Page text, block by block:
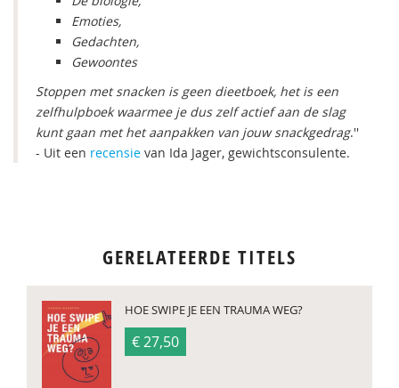
Emoties,
Gedachten,
Gewoontes
Stoppen met snacken is geen dieetboek, het is een
zelfhulpboek waarmee je dus zelf actief aan de slag
kunt gaan met het aanpakken van jouw snackgedrag.''
- Uit een recensie van Ida Jager, gewichtsconsulente.
GERELATEERDE TITELS
HOE SWIPE JE EEN TRAUMA WEG?
€ 27,50